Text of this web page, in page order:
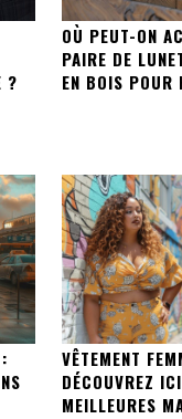
?
OÙ PEUT-ON
PAIRE DE
EN BOIS POUR
VÊTEMENT
DÉCOUVREZ
MEILLEURES